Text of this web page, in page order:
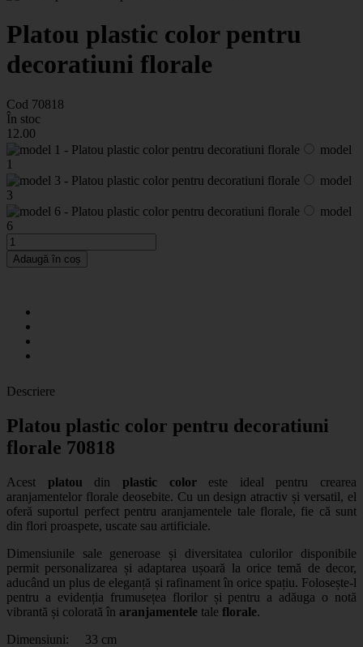
Platou plastic color pentru
decoratiuni florale
Cod 70818
În stoc
12.00
model
1
model
3
model
6
Adaugă în coș
Descriere
Platou plastic color pentru decoratiuni
florale 70818
Acest platou din plastic coloreste ideal pentru crearea
aranjamentelor florale deosebite. Cu un design atractiv și versatil, el
oferă suportul perfect pentru aranjamentele tale florale, fie că sunt
din flori proaspete, uscate sau artificiale.
Dimensiunile sale generoase și diversitatea culorilor disponibile
permit personalizarea și adaptarea ușoară la orice temă de decor,
aducând un plus de eleganță și rafinament în orice spațiu. Folosește-l
pentru a evidenția frumusețea florilor și pentru a adăuga o notă
vibrantă și colorată în aranjamentele tale florale.
Dimensiuni: 33 cm